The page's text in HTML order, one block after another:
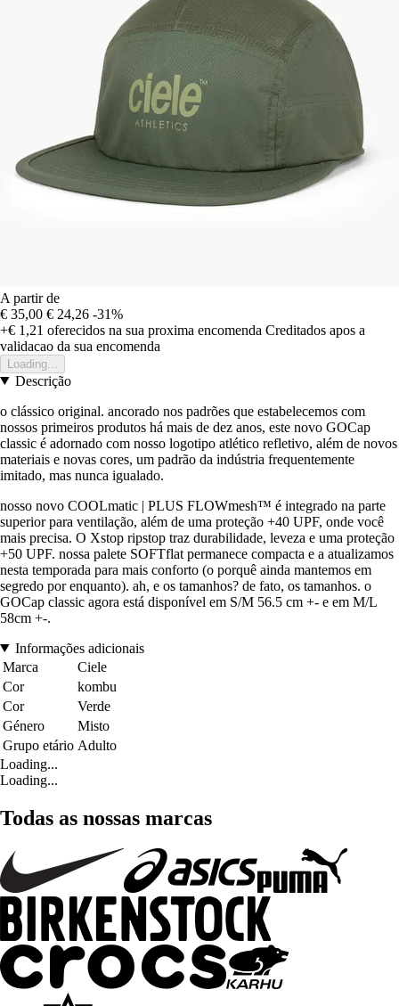
A partir de
€ 35,00 € 24,26 -31%
+€ 1,21 oferecidos na sua proxima encomenda Creditados apos a
validacao da sua encomenda
Loading...
Descrição
o clássico original. ancorado nos padrões que estabelecemos com
nossos primeiros produtos há mais de dez anos, este novo GOCap
classic é adornado com nosso logotipo atlético refletivo, além de novos
materiais e novas cores, um padrão da indústria frequentemente
imitado, mas nunca igualado.
nosso novo COOLmatic | PLUS FLOWmesh™ é integrado na parte
superior para ventilação, além de uma proteção +40 UPF, onde você
mais precisa. O Xstop ripstop traz durabilidade, leveza e uma proteção
+50 UPF. nossa palete SOFTflat permanece compacta e a atualizamos
nesta temporada para mais conforto (o porquê ainda mantemos em
segredo por enquanto). ah, e os tamanhos? de fato, os tamanhos. o
GOCap classic agora está disponível em S/M 56.5 cm +- e em M/L
58cm +-.
Informações adicionais
Marca
Ciele
Cor
kombu
Cor
Verde
Género
Misto
Grupo etário Adulto
Loading...
Loading...
Todas as nossas marcas